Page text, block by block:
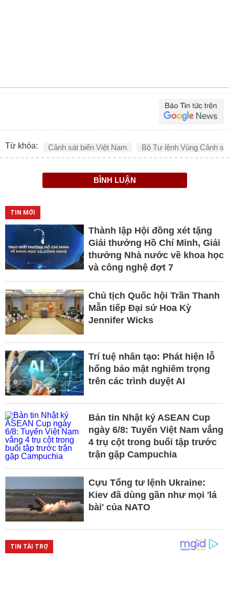
Từ khóa: Cảnh sát biển Việt Nam Bộ Tư lệnh Vùng Cảnh
BÌNH LUẬN
TIN MỚI
Thành lập Hội đồng xét tặng
Giải thưởng Hồ Chí Minh, Giải
thưởng Nhà nước về khoa học
và công nghệ đợt 7
Chủ tịch Quốc hội Trần Thanh
Mẫn tiếp Đại sứ Hoa Kỳ
Jennifer Wicks
Trí tuệ nhân tạo: Phát hiện lỗ
hổng bảo mật nghiêm trọng
trên các trình duyệt AI
Bản tin Nhật ký ASEAN Cup
ngày 6/8: Tuyển Việt Nam vắng
4 trụ cột trong buổi tập trước
trận gặp Campuchia
Cựu Tổng tư lệnh Ukraine:
Kiev đã dùng gần như mọi 'lá
bài' của NATO